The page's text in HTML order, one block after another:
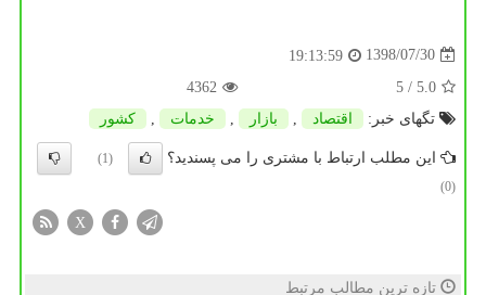
1398/07/30
19:13:59
5.0
/ 5
4362
تگهای خبر:
اقتصاد بازار خدمات كشور
این مطلب ارتباط با مشتری را می پسندید؟
(1)
(0)
X
تازه ترین مطالب مرتبط